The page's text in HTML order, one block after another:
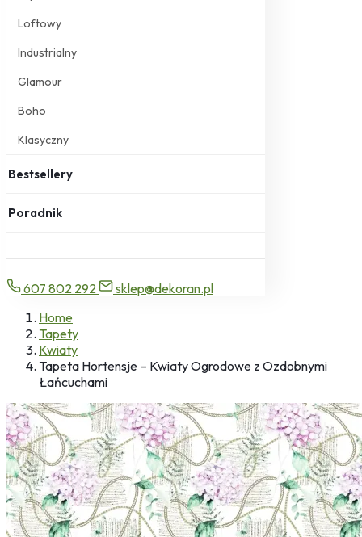
Loftowy
Industrialny
Glamour
Boho
Klasyczny
Bestsellery
Poradnik
607 802 292
sklep@dekoran.pl
Home
Tapety
Kwiaty
Tapeta Hortensje – Kwiaty Ogrodowe z Ozdobnymi
Łańcuchami